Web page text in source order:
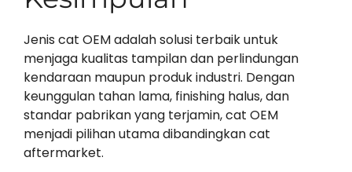
Jenis cat OEM adalah solusi terbaik untuk
menjaga kualitas tampilan dan perlindungan
kendaraan maupun produk industri. Dengan
keunggulan tahan lama, finishing halus, dan
standar pabrikan yang terjamin, cat OEM
menjadi pilihan utama dibandingkan cat
aftermarket.